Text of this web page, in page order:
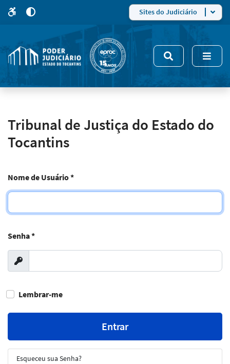
para
site
5
modo
de
alto
Sites do Judiciário
Tribunal de Justiça do Estado do
Tocantins
Nome de Usuário*
Senha*
Exibir
Lembrar-me
Entrar
Esqueceu sua Senha?